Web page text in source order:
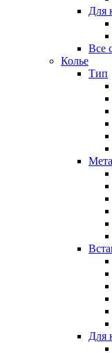
Для
Все
Колье
Тип
Для